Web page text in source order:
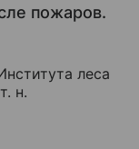
пожаров.
леса
н.